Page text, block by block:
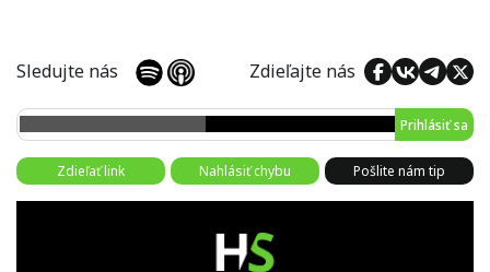
Sledujte nás Zdieľajte nás
Prihlásiť sa
Zdieľať link Nahlásiť chybu Pošlite nám tip